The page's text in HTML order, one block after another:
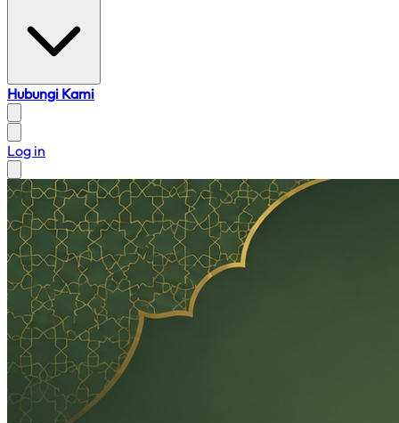
Hubungi Kami
Log in